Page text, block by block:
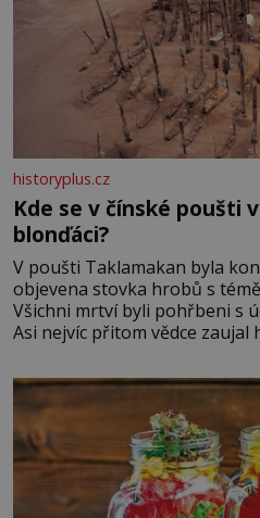
historyplus.cz
Kde se v čínské poušti
blonďáci?
V poušti Taklamakan byla
objevena stovka hrobů s
Všichni mrtví byli pohřbeni s
Asi nejvíc přitom vědce
blonďaté vlásky. Fakt, že jsou těla dávných lidí nesmírně
dobře zachovalá, přičítají
podmínkám. Sucho,